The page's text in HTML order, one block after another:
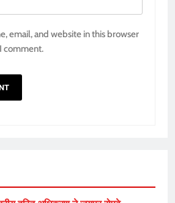
email, and website in this browser
comment.